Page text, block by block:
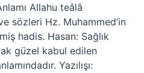
Allahu teâlâ
sözleri Hz. Muhammed’in
hadis. Hasan: Sağlık
güzel kabul edilen
Yazılışı: